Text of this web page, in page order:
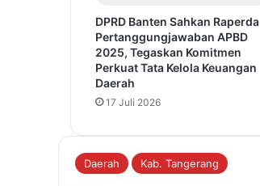
DPRD Banten Sahkan Raperda
Pertanggungjawaban APBD
2025, Tegaskan Komitmen
Perkuat Tata Kelola Keuangan
Daerah
17 Juli 2026